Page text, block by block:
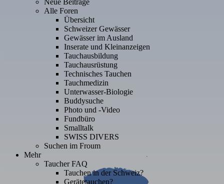
Alle Foren
Übersicht
Schweizer Gewässer
Gewässer im Ausland
Inserate und Kleinanzeigen
Tauchausbildung
Tauchausrüstung
Technisches Tauchen
Tauchmedizin
Unterwasser-Biologie
Buddysuche
Photo und -Video
Fundbüro
Smalltalk
SWISS DIVERS
Suchen im Froum
Mehr
Taucher FAQ
Tauchen in der Schweiz?
Gerätetauchen?